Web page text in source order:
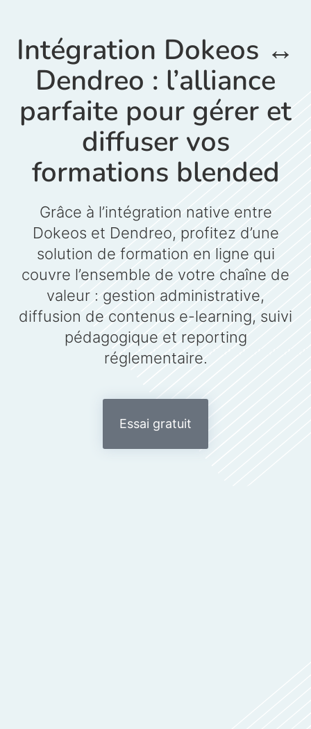
Intégration Dokeos ↔
Dendreo : l’alliance
parfaite pour gérer et
diffuser vos
formations blended
Grâce à l’intégration native entre
Dokeos et Dendreo, profitez d’une
solution de formation en ligne qui
couvre l’ensemble de votre chaîne de
valeur : gestion administrative,
diffusion de contenus e-learning, suivi
pédagogique et reporting
réglementaire.
Essai gratuit